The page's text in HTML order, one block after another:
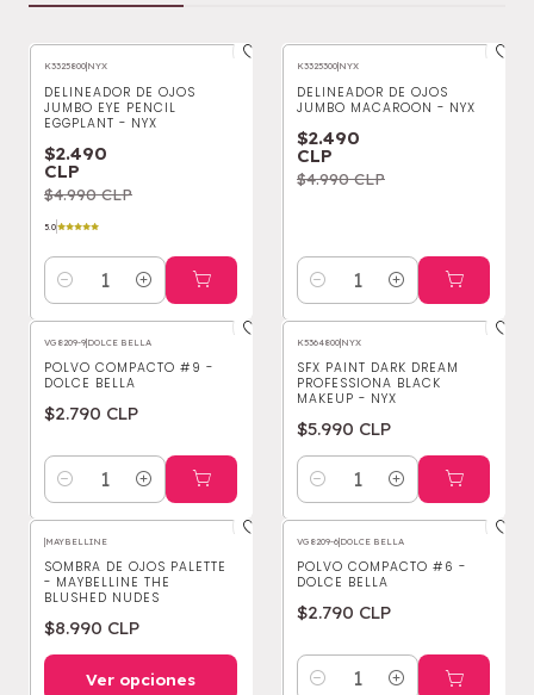
-50%OFF
K3325800|NYX
DELINEADOR DE OJOS
JUMBO EYE PENCIL
EGGPLANT - NYX
$2.490
CLP
$4.990 CLP
5.0
Cantidad
-50%OFF
K3325300|NYX
DELINEADOR DE OJOS
JUMBO MACAROON - NYX
$2.490
CLP
$4.990 CLP
Cantidad
VG8209-9|DOLCE BELLA
POLVO COMPACTO #9 -
DOLCE BELLA
$2.790 CLP
Cantidad
K5364800|NYX
SFX PAINT DARK DREAM
PROFESSIONA BLACK
MAKEUP - NYX
$5.990 CLP
Cantidad
|MAYBELLINE
SOMBRA DE OJOS PALETTE
- MAYBELLINE THE
BLUSHED NUDES
$8.990 CLP
Ver opciones
VG8209-6|DOLCE BELLA
POLVO COMPACTO #6 -
DOLCE BELLA
$2.790 CLP